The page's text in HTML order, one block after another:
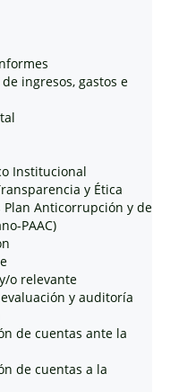
ingresos, gastos e
Institucional
y Ética
Plan Anticorrupción y de
PAAC)
o relevante
y auditoría
de cuentas ante la
de cuentas a la